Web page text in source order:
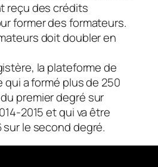
reçu des crédits
former des formateurs.
doit doubler en
la plateforme de
a formé plus de 250
premier degré sur
2015 et qui va être
le second degré.